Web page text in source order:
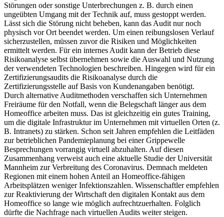
Störungen oder sonstige Unterbrechungen z. B. durch einen
ungeübten Umgang mit der Technik auf, muss gestoppt werden.
Lässt sich die Störung nicht beheben, kann das Audit nur noch
physisch vor Ort beendet werden. Um einen reibungslosen Verlauf
sicherzustellen, müssen zuvor die Risiken und Möglichkeiten
ermittelt werden. Für ein internes Audit kann der Betrieb diese
Risikoanalyse selbst übernehmen sowie die Auswahl und Nutzung
der verwendeten Technologien beschreiben. Hingegen wird für ein
Zertifizierungsaudits die Risikoanalyse durch die
Zertifizierungsstelle auf Basis von Kundenangaben benötigt.
Durch alternative Auditmethoden verschaffen sich Unternehmen
Freiräume für den Notfall, wenn die Belegschaft länger aus dem
Homeoffice arbeiten muss. Das ist gleichzeitig ein gutes Training,
um die digitale Infrastruktur im Unternehmen mit virtuellen Orten (z.
B. Intranets) zu stärken. Schon seit Jahren empfehlen die Leitfäden
zur betrieblichen Pandemieplanung bei einer Grippewelle
Besprechungen vorrangig virtuell abzuhalten. Auf diesen
Zusammenhang verweist auch eine aktuelle Studie der Universität
Mannheim zur Verbreitung des Coronavirus. Demnach meldeten
Regionen mit einem hohen Anteil an Homeoffice-fähigen
Arbeitsplätzen weniger Infektionszahlen. Wissenschaftler empfehlen
zur Reaktivierung der Wirtschaft den digitalen Kontakt aus dem
Homeoffice so lange wie möglich aufrechtzuerhalten. Folglich
dürfte die Nachfrage nach virtuellen Audits weiter steigen.